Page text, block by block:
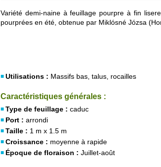
Variété demi-naine à feuillage pourpre à fin
pourprées en été, obtenue par Miklósné Józsa
Utilisations : Massifs bas, talus, rocailles
Caractéristiques générales :
Type de feuillage : caduc
Port : arrondi
Taille : 1 m x 1.5 m
Croissance : moyenne à rapide
Époque de floraison : Juillet-août